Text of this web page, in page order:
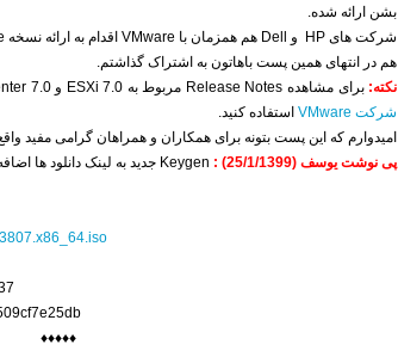
بشن ارائه شده.
هم در انتهای همین پست باهاتون به اشتراک گذاشتم.
نکته: برای مشاهده Release Notes مربوط به ESXi 7.0 و vCenter 7.0 می تونید از
شرکت VMware
استفاده کنید.
امیدوارم که این پست بتونه برای همکاران و همراهان گرامی مفید
پی نوشت یوسف (25/1/1399) :
Keygen جدید به لینک دانلود ها اضافه شد.
♦♦♦♦♦